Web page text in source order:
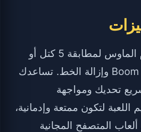
في Magic Match، تستخدم الماوس لمطابقة 5 كتل أو
أكثر لفتح معززات قوية مثل Boom وإزالة الخط. تساعدك
تحديك ومواجهة
لتكون ممتعة وإدمانية،
المتصفح المجانية